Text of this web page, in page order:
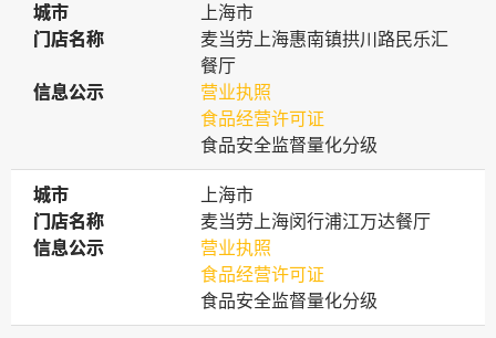
城市
城市
上海市
门店名称
门店名称
麦当劳上海惠南镇拱川路民乐汇
餐厅
信息公示
信息公示
营业执照
食品经营许可证
食品安全监督量化分级
城市
城市
上海市
门店名称
门店名称
麦当劳上海闵行浦江万达餐厅
信息公示
信息公示
营业执照
食品经营许可证
食品安全监督量化分级